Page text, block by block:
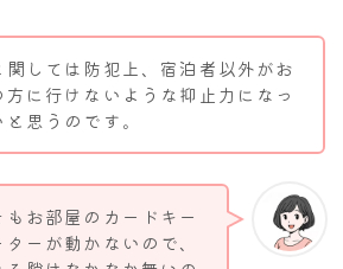
関しては防犯上、宿泊者以外がお
方に行けないような抑止力になっ
思うのです。
お部屋のカードキー
ーが動かないので、